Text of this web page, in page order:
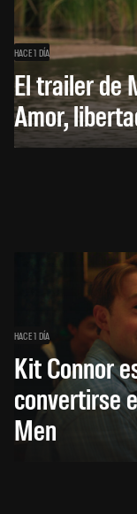
HACE 1 DÍA
El trailer de
Amor,
HACE 1 DÍA
Kit Connor
convertirse
Men